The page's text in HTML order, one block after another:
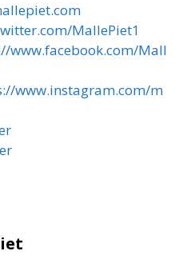
MallePiet1
www.facebook.com/Mall
www.instagram.com/m